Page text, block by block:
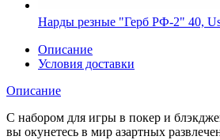
Нарды резные "Герб РФ-2" 40,
Описание
Условия доставки
Описание
С набором для игры в покер и
вы окунетесь в мир азартных